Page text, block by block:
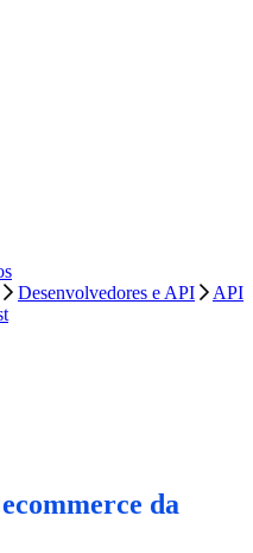
Desenvolvedores e API
API
da